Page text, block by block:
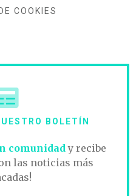
COOKIES
BOLETÍN
comunidady recibe
las noticias más